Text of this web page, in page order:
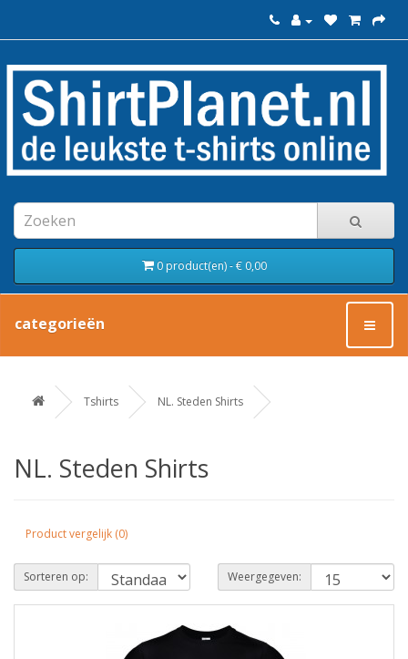
0 product(en) - € 0,00
categorieën
Tshirts NL. Steden Shirts
NL. Steden Shirts
Product vergelijk (0)
Sorteren op: Weergegeven: